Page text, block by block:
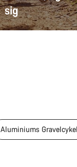
sig
Aluminiums Gravelcykel